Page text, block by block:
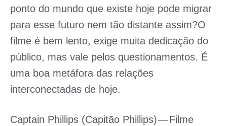
ponto do mundo que existe hoje pode migrar
para esse futuro nem tão distante assim?O
filme é bem lento, exige muita dedicação do
público, mas vale pelos questionamentos. É
uma boa metáfora das relações
interconectadas de hoje.
Captain Phillips (Capitão Phillips)— Filme